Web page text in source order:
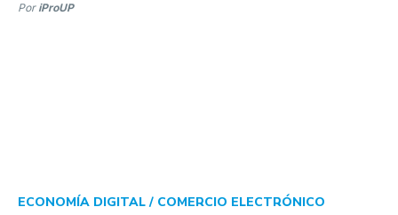
Por iProUP
ECONOMÍA DIGITAL / COMERCIO ELECTRÓNICO